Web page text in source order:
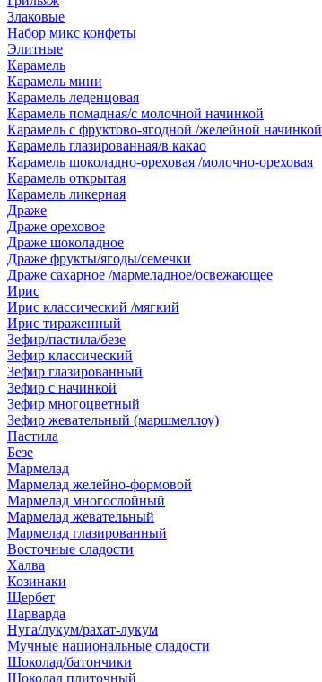
Злаковые
Набор микс конфеты
Элитные
Карамель
Карамель мини
Карамель леденцовая
Карамель помадная/с молочной начинкой
Карамель с фруктово-ягодной /желейной начинкой
Карамель глазированная/в какао
Карамель шоколадно-ореховая /молочно-ореховая
Карамель открытая
Карамель ликерная
Драже
Драже ореховое
Драже шоколадное
Драже фрукты/ягоды/семечки
Драже сахарное /мармеладное/освежающее
Ирис
Ирис классический /мягкий
Ирис тираженный
Зефир/пастила/безе
Зефир классический
Зефир глазированный
Зефир с начинкой
Зефир многоцветный
Зефир жевательный (маршмеллоу)
Пастила
Безе
Мармелад
Мармелад желейно-формовой
Мармелад многослойный
Мармелад жевательный
Мармелад глазированный
Восточные сладости
Халва
Козинаки
Щербет
Парварда
Нуга/лукум/рахат-лукум
Мучные национальные сладости
Шоколад/батончики
Шоколад плиточный